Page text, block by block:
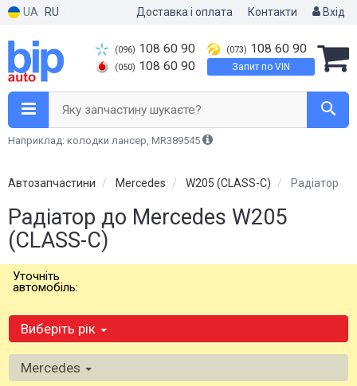
UA RU Доставка і оплата Контакти Вхід
(096) 108 60 90
(050) 108 60 90
(073) 108 60 90
Запит по VIN
Яку запчастину шукаєте?
Наприклад: колодки лансер, MR389545
Автозапчастини Mercedes W205 (CLASS-C) Радіатор
Радіатор до Mercedes W205
(CLASS-C)
Уточніть
автомобіль:
Виберіть рік
Mercedes